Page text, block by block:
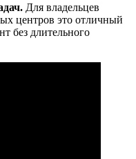
Для владельцев
центров это отличный
без длительного